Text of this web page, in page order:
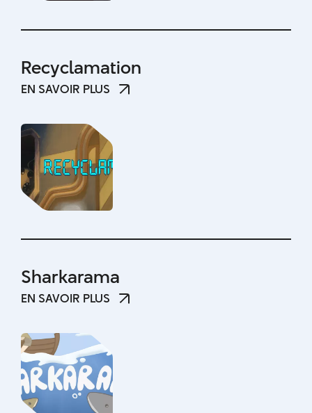
Recyclamation
EN SAVOIR PLUS
Sharkarama
EN SAVOIR PLUS